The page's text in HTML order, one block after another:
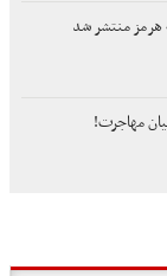
هرمز منتشر شد
مهاجرت!